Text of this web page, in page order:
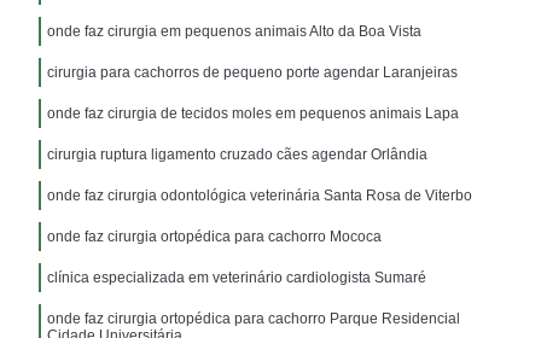
onde faz cirurgia em pequenos animais Alto da Boa Vista
cirurgia para cachorros de pequeno porte agendar Laranjeiras
onde faz cirurgia de tecidos moles em pequenos animais Lapa
cirurgia ruptura ligamento cruzado cães agendar Orlândia
onde faz cirurgia odontológica veterinária Santa Rosa de Viterbo
onde faz cirurgia ortopédica para cachorro Mococa
clínica especializada em veterinário cardiologista Sumaré
onde faz cirurgia ortopédica para cachorro Parque Residencial